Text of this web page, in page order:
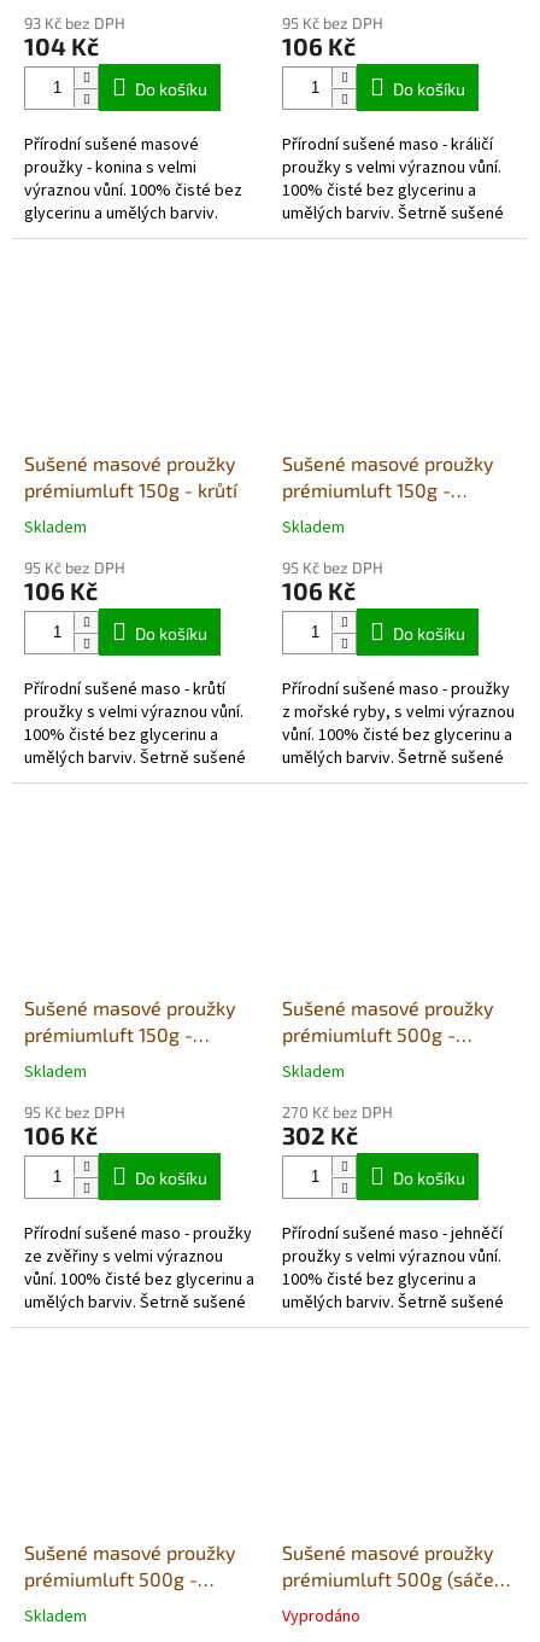
produktu
je
hvězdiček.
93 Kč bez DPH
104 Kč
Do košíku
Přírodní sušené masové
proužky - konina s velmi
výraznou vůní. 100% čisté bez
glycerinu a umělých barviv.
Šetrně sušené vzduchem v
produktu
je
hvězdiček.
95 Kč bez DPH
106 Kč
Do košíku
Přírodní sušené maso - králičí
proužky s velmi výraznou vůní.
100% čisté bez glycerinu a
umělých barviv. Šetrně sušené
vzduchem v potravinářské
Sušené masové proužky
prémiumluft 150g - krůtí
Průměrné
produktu
je
hvězdiček.
Skladem
95 Kč bez DPH
106 Kč
Do košíku
Přírodní sušené maso - krůtí
proužky s velmi výraznou vůní.
100% čisté bez glycerinu a
umělých barviv. Šetrně sušené
vzduchem v potravinářské
Sušené masové proužky
prémiumluft 150g -
mořská ryba
Průměrné
produktu
je
hvězdiček.
Skladem
95 Kč bez DPH
106 Kč
Do košíku
Přírodní sušené maso - proužky
z mořské ryby, s velmi výraznou
vůní. 100% čisté bez glycerinu a
umělých barviv. Šetrně sušené
vzduchem v potravinářské
Sušené masové proužky
prémiumluft 150g -
zvěřina
Průměrné
produktu
je
hvězdiček.
Skladem
95 Kč bez DPH
106 Kč
Do košíku
Přírodní sušené maso - proužky
ze zvěřiny s velmi výraznou
vůní. 100% čisté bez glycerinu a
umělých barviv. Šetrně sušené
vzduchem v potravinářské
Sušené masové proužky
prémiumluft 500g -
(sáček) jehně
Průměrné
produktu
je
hvězdiček.
Skladem
270 Kč bez DPH
302 Kč
Do košíku
Přírodní sušené maso - jehněčí
proužky s velmi výraznou vůní.
100% čisté bez glycerinu a
umělých barviv. Šetrně sušené
vzduchem v potravinářské
Sušené masové proužky
prémiumluft 500g -
(sáček) moř.ryba
Průměrné
Skladem
Sušené masové proužky
prémiumluft 500g (sáček)
- klokan
Průměrné
Vyprodáno